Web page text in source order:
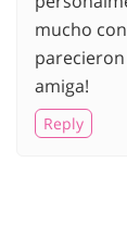
mucho
amiga!
Reply